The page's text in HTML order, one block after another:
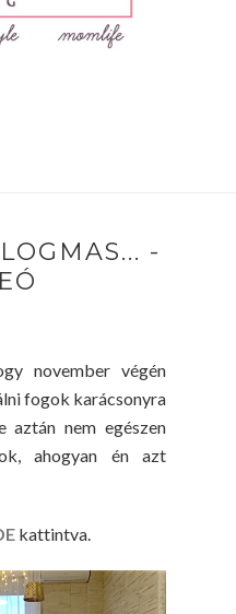
-
november végén
fogok karácsonyra
aztán nem egészen
ahogyan én azt
kattintva.